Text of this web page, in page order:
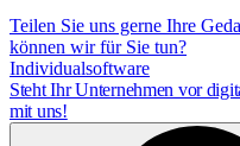
Teilen Sie uns gerne Ihre
können wir für Sie tun?
Individualsoftware
Steht Ihr Unternehmen vor
mit uns!